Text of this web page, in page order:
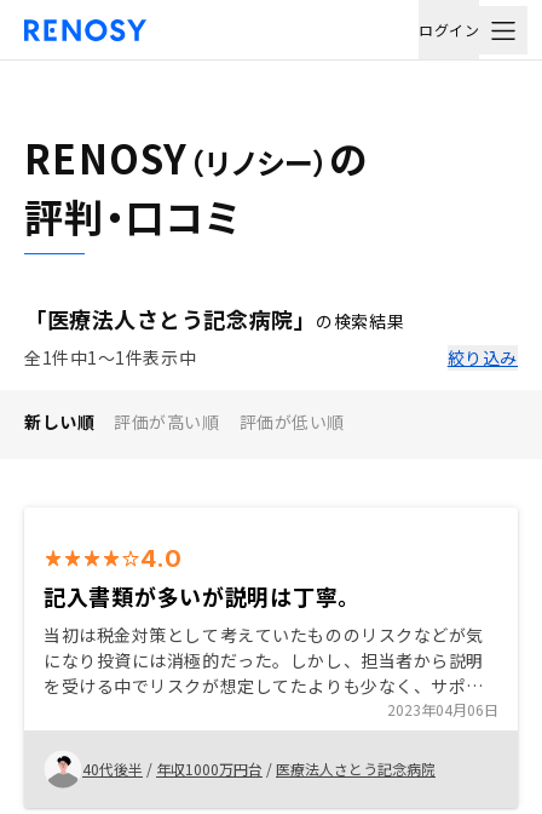
ログイン
RENOSY （リノシー） の
評判・口コミ
「医療法人さとう記念病院」 の検索結果
全1件中1〜1件表示中
絞り込み
新しい順 評価が高い順 評価が低い順
4.0
記入書類が多いが説明は丁寧。
当初は税金対策として考えていたもののリスクなどが気
になり投資には消極的だった。しかし、担当者から説明
を受ける中でリスクが想定してたよりも少なく、サポー
ト体制も充実していたためよかったと思った。 担当者の
説明についても知識不足も感じることなく理解しやす
く、丁寧な説明だった。
2023年04月06日
40代後半 / 年収1000万円台 /医療法人さとう記念病院